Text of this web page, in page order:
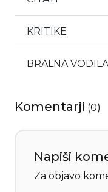
KRITIKE
BRALNA VODILA
Komentarji (0)
Napiši
Za objavo